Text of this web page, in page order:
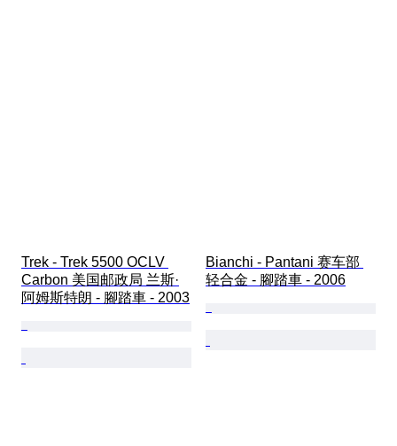
Trek - Trek 5500 OCLV
Carbon 美国邮政局 兰斯·
阿姆斯特朗 - 腳踏車 - 2003
Bianchi - Pantani 赛车部
轻合金 - 腳踏車 - 2006